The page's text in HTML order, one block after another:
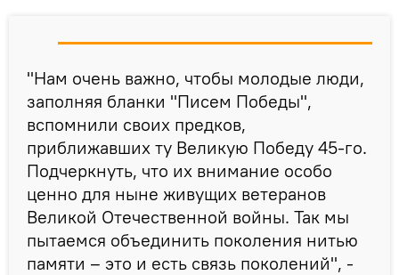
"Нам очень важно, чтобы молодые люди,
заполняя бланки "Писем Победы",
вспомнили своих предков,
приближавших ту Великую Победу 45-го.
Подчеркнуть, что их внимание особо
ценно для ныне живущих ветеранов
Великой Отечественной войны. Так мы
пытаемся объединить поколения нитью
памяти – это и есть связь поколений", -